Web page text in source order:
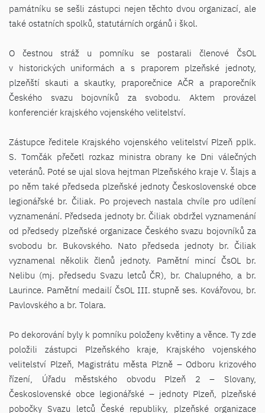
památníku se sešli zástupci nejen těchto dvou organizací, ale
také ostatních spolků, statutárních orgánů i škol.
O čestnou stráž u pomníku se postarali členové ČsOL
v historických uniformách a s praporem plzeňské jednoty,
plzeňští skauti a skautky, praporečnice AČR a praporečník
Českého svazu bojovníků za svobodu. Aktem provázel
konferenciér krajského vojenského velitelství.
Zástupce ředitele Krajského vojenského velitelství Plzeň pplk.
S. Tomčák přečetl rozkaz ministra obrany ke Dni válečných
veteránů. Poté se ujal slova hejtman Plzeňského kraje V. Šlajs a
po něm také předseda plzeňské jednoty Československé obce
legionářské br. Čiliak. Po projevech nastala chvíle pro udílení
vyznamenání. Předseda jednoty br. Čiliak obdržel vyznamenání
od předsedy plzeňské organizace Českého svazu bojovníků za
svobodu br. Bukovského. Nato předseda jednoty br. Čiliak
vyznamenal několik členů jednoty. Pamětní mincí ČsOL br.
Nelibu (mj. předsedu Svazu letců ČR), br. Chalupného, a br.
Laurince. Pamětní medailí ČsOL III. stupně ses. Kovářovou, br.
Pavlovského a br. Tolara.
Po dekorování byly k pomníku položeny květiny a věnce. Ty zde
položili zástupci Plzeňského kraje, Krajského vojenského
velitelství Plzeň, Magistrátu města Plzně – Odboru krizového
řízení, Úřadu městského obvodu Plzeň 2 – Slovany,
Československé obce legionářské – jednoty Plzeň, plzeňské
pobočky Svazu letců České republiky, plzeňské organizace